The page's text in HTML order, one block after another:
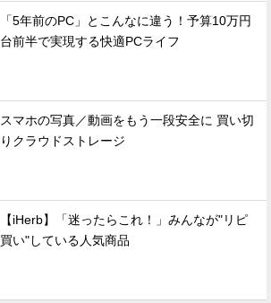
「5年前のPC」とこんなに違う！予算10万円
台前半で実現する快適PCライフ
スマホの写真／動画をもう一段安全に 買い切
りクラウドストレージ
【iHerb】「迷ったらこれ！」みんなが"リピ
買い"している人気商品